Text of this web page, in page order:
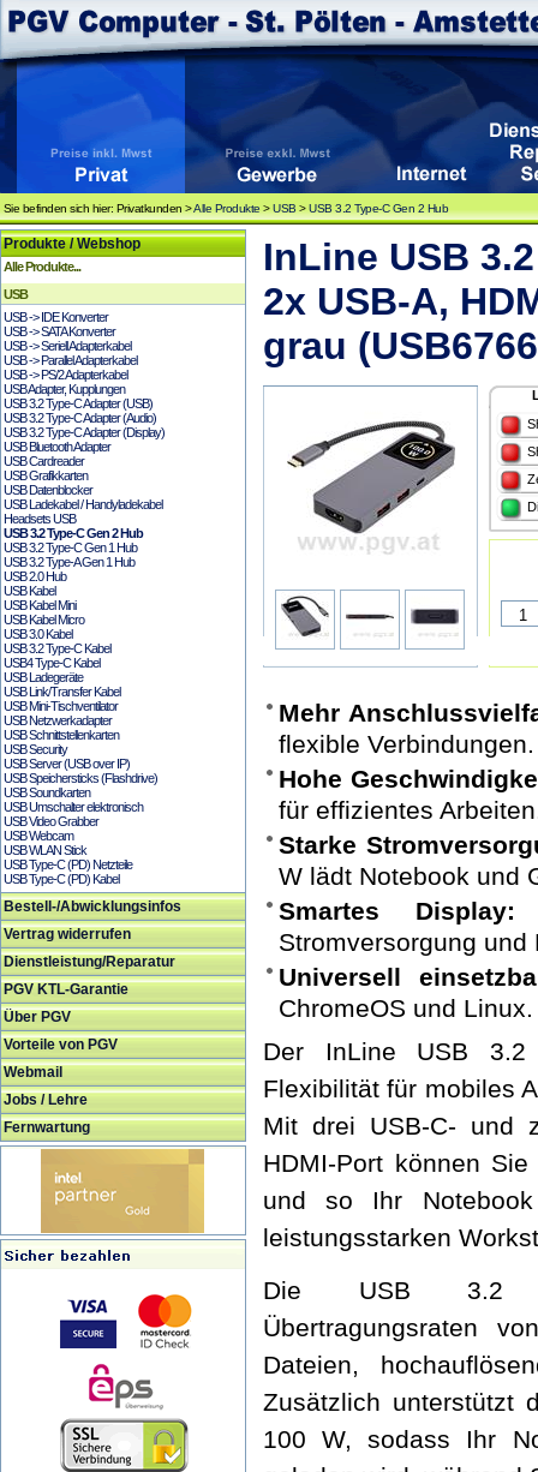
Sie befinden sich hier: Privatkunden >Alle Produkte >USB >USB 3.2 Type-C Gen 2 Hub
Produkte / Webshop
Alle Produkte...
USB
USB -> IDE Konverter
USB -> SATA Konverter
USB -> Seriell Adapterkabel
USB -> Parallel Adapterkabel
USB -> PS/2 Adapterkabel
USB Adapter, Kupplungen
USB 3.2 Type-C Adapter (USB)
USB 3.2 Type-C Adapter (Audio)
USB 3.2 Type-C Adapter (Display)
USB Bluetooth Adapter
USB Cardreader
USB Grafikkarten
USB Datenblocker
USB Ladekabel / Handyladekabel
Headsets USB
USB 3.2 Type-C Gen 2 Hub
USB 3.2 Type-C Gen 1 Hub
USB 3.2 Type-A Gen 1 Hub
USB 2.0 Hub
USB Kabel
USB Kabel Mini
USB Kabel Micro
USB 3.0 Kabel
USB 3.2 Type-C Kabel
USB4 Type-C Kabel
USB Ladegeräte
USB Link/Transfer Kabel
USB Mini-Tischventilator
USB Netzwerkadapter
USB Schnittstellenkarten
USB Security
USB Server (USB over IP)
USB Speichersticks (Flashdrive)
USB Soundkarten
USB Umschalter elektronisch
USB Video Grabber
USB Webcam
USB WLAN Stick
USB Type-C (PD) Netzteile
USB Type-C (PD) Kabel
Bestell-/Abwicklungsinfos
Vertrag widerrufen
Dienstleistung/Reparatur
PGV KTL-Garantie
Über PGV
Vorteile von PGV
Webmail
Jobs / Lehre
Fernwartung
InLine USB
2x USB-A,
grau
Mehr
flexible Verbindungen.
Hohe
für effizientes
Starke
W lädt Notebook und
Smartes Display:
Stromversorgung und
Universell
ChromeOS und Linux.
Der InLine USB 3.2
Flexibilität für mobiles
Mit drei USB-C- und
HDMI-Port können
und so Ihr
leistungsstarken
Die USB 3.2
Übertragungsraten
Dateien,
Zusätzlich unterstützt
100 W, sodass Ihr